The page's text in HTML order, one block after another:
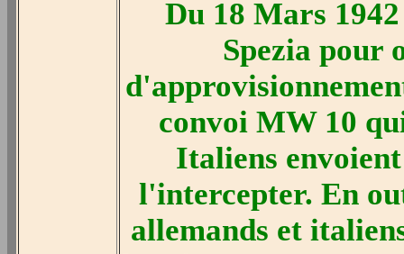
Du 18 Mars
Spezia pour
convoi MW 10
Italiens
l'intercepter. En
allemands et